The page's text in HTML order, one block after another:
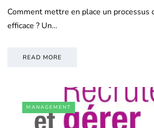
Comment mettre en place un processus
efficace ? Un…
READ MORE
MANAGEMENT